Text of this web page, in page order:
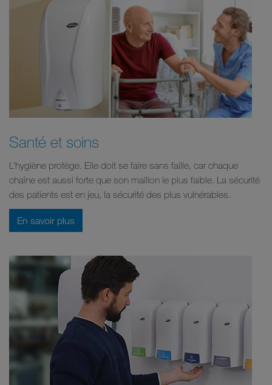
Santé et soins
L’hygiène protège. Elle doit se faire sans faille, car chaque
chaîne est aussi forte que son maillon le plus faible. La sécurité
des patients est en jeu, la sécurité des plus vulnérables.
En savoir plus